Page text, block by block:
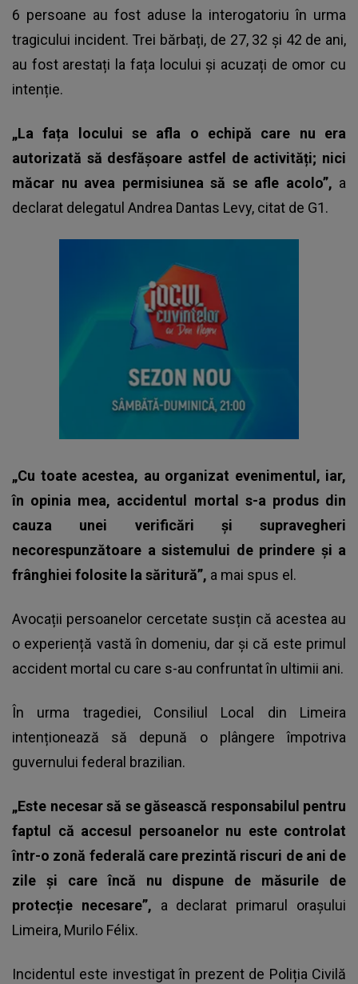
6 persoane au fost aduse la interogatoriu în urma
tragicului incident. Trei bărbați, de 27, 32 și 42 de ani,
au fost arestați la fața locului și acuzați de omor cu
intenție.
„La fața locului se afla o echipă care nu era
autorizată să desfășoare astfel de activități; nici
măcar nu avea permisiunea să se afle acolo”, a
declarat delegatul Andrea Dantas Levy, citat de G1.
„Cu toate acestea, au organizat evenimentul, iar,
în opinia mea, accidentul mortal s-a produs din
cauza unei verificări și supravegheri
necorespunzătoare a sistemului de prindere și a
frânghiei folosite la săritură”, a mai spus el.
Avocații persoanelor cercetate susțin că acestea au
o experiență vastă în domeniu, dar și că este primul
accident mortal cu care s-au confruntat în ultimii ani.
În urma tragediei, Consiliul Local din Limeira
intenționează să depună o plângere împotriva
guvernului federal brazilian.
„Este necesar să se găsească responsabilul pentru
faptul că accesul persoanelor nu este controlat
într-o zonă federală care prezintă riscuri de ani de
zile și care încă nu dispune de măsurile de
protecție necesare”, a declarat primarul orașului
Limeira, Murilo Félix.
Incidentul este investigat în prezent de Poliția Civilă